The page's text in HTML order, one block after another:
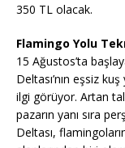
350 TL olacak.
Flamingo Yolu
15 Ağustos’ta
Deltası’nın eşsiz
ilgi görüyor. Artan
pazarın yanı sıra
Deltası,